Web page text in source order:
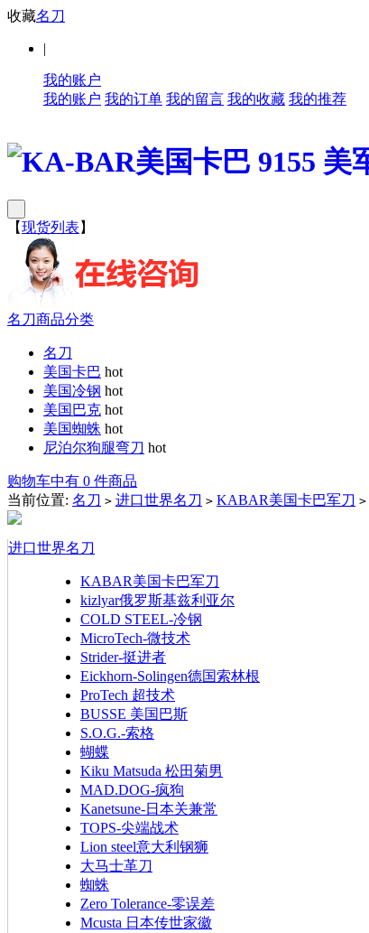
收藏名刀
|
我的账户
我的账户 我的订单 我的留言 我的收藏 我的推荐
【现货列表 】
名刀商品分类
名刀
美国卡巴 hot
美国冷钢 hot
美国巴克 hot
美国蜘蛛 hot
尼泊尔狗腿弯刀 hot
购物车中有 0 件商品
当前位置: 名刀 > 进口世界名刀 > KABAR美国卡巴军刀 >
进口世界名刀
KABAR美国卡巴军刀
kizlyar俄罗斯基兹利亚尔
COLD STEEL-冷钢
MicroTech-微技术
Strider-挺进者
Eickhorn-Solingen德国索林根
ProTech 超技术
BUSSE 美国巴斯
S.O.G.-索格
蝴蝶
Kiku Matsuda 松田菊男
MAD.DOG-疯狗
Kanetsune-日本关兼常
TOPS-尖端战术
Lion steel意大利钢狮
大马士革刀
蜘蛛
Zero Tolerance-零误差
Mcusta 日本传世家徽